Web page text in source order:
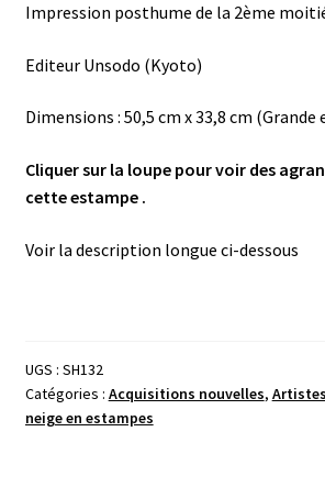
Impression posthume de la 2ème
Editeur Unsodo (Kyoto)
Dimensions : 50,5 cm x 33,8 cm (Grande
Cliquer sur la loupe pour voir des
cette estampe .
Voir la description longue ci-dessous
UGS : SH132
Catégories : Acquisitions nouvelles, Artistes
neige en estampes